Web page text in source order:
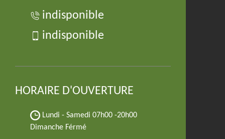
indisponible
indisponible
HORAIRE D'OUVERTURE
Lundi - Samedi 07h00 -20h00
Dimanche Férmé